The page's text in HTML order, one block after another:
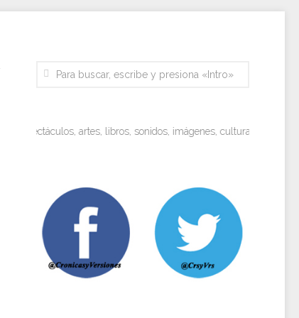
Espectáculos, artes, libros, sonidos, imágenes, cultura. Miradas